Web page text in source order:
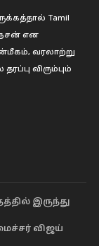
Tamil
என
வரலாற்று
விரும்பும்
இருந்து
விஜய்